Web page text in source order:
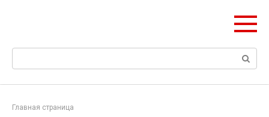
Поиск:
Главная страница